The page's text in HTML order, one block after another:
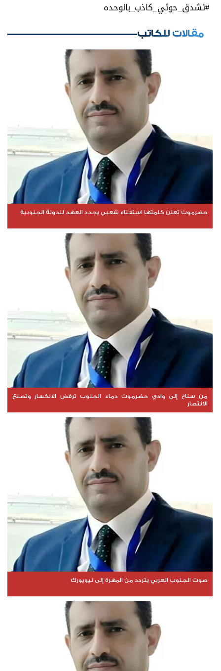
مقالات للكاتب
حضرموت تعلن كلمتها استفتاء شعبي يجدد العهد للدولة الجنوبية
من سناح إلى وادي حضرموت دماء الجنوب ترفض الانكسار وتصنع
الانتصار
صوت الجنوب العربي يتردد من المهرة إلى نيويورك